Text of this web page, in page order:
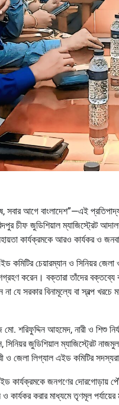
সবার আগে বাংলাদেশ”—এই
চীফ জুডিশিয়াল ম্যাজিস্ট্রেট
কার্যক্রমকে আরও কার্যকর ও
কমিটির চেয়ারম্যান ও সিনিয়র
করেন। বক্তারা তাঁদের বক্তব্যে
যে সরকার বিনামূল্যে বা স্বল্প খরচে
শরিফুদ্দিন আহমেদ, নারী ও শিশু
সিনিয়র জুডিশিয়াল ম্যাজিস্ট্রেট
জেলা লিগ্যাল এইড কমিটির
কার্যক্রমকে জনগণের দোরগোড়ায়
কার্যকর করার মাধ্যমে তৃণমূল